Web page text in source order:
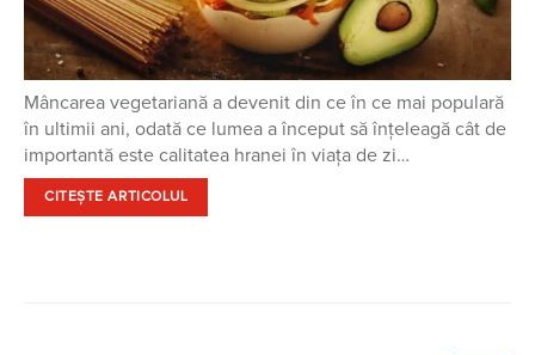
Mâncarea vegetariană a devenit din ce în ce mai populară
în ultimii ani, odată ce lumea a început să înțeleagă cât de
importantă este calitatea hranei în viața de zi…
CITEȘTE ARTICOLUL